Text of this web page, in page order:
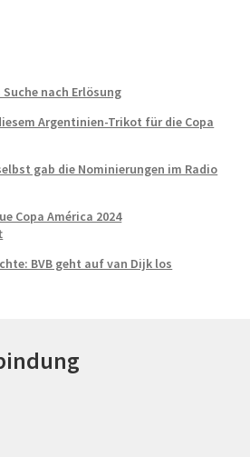
nach Erlösung
Argentinien-Trikot für die Copa
gab die Nominierungen im Radio
Copa América 2024
BVB geht auf van Dijk los